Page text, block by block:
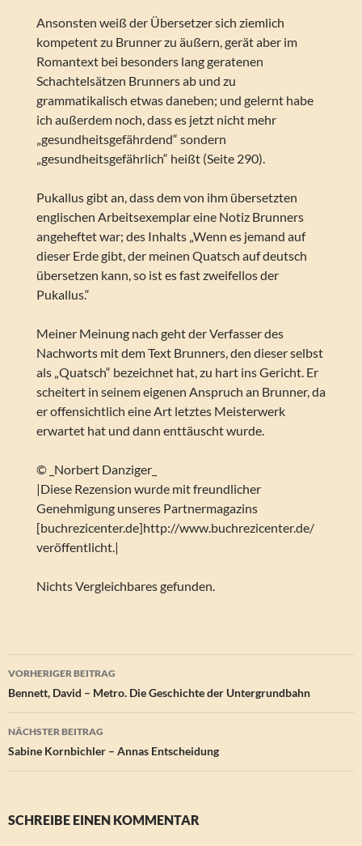
Ansonsten weiß der Übersetzer sich ziemlich
kompetent zu Brunner zu äußern, gerät aber im
Romantext bei besonders lang geratenen
Schachtelsätzen Brunners ab und zu
grammatikalisch etwas daneben; und gelernt habe
ich außerdem noch, dass es jetzt nicht mehr
„gesundheitsgefährdend“ sondern
„gesundheitsgefährlich“ heißt (Seite 290).
Pukallus gibt an, dass dem von ihm übersetzten
englischen Arbeitsexemplar eine Notiz Brunners
angeheftet war; des Inhalts „Wenn es jemand auf
dieser Erde gibt, der meinen Quatsch auf deutsch
übersetzen kann, so ist es fast zweifellos der
Pukallus.“
Meiner Meinung nach geht der Verfasser des
Nachworts mit dem Text Brunners, den dieser selbst
als „Quatsch“ bezeichnet hat, zu hart ins Gericht. Er
scheitert in seinem eigenen Anspruch an Brunner, da
er offensichtlich eine Art letztes Meisterwerk
erwartet hat und dann enttäuscht wurde.
© _Norbert Danziger_
|Diese Rezension wurde mit freundlicher
Genehmigung unseres Partnermagazins
[buchrezicenter.de]http://www.buchrezicenter.de/
veröffentlicht.|
Nichts Vergleichbares gefunden.
Beitragsnavigation
VORHERIGER BEITRAG
Bennett, David – Metro. Die Geschichte der Untergrundbahn
NÄCHSTER BEITRAG
Sabine Kornbichler – Annas Entscheidung
SCHREIBE EINEN KOMMENTAR